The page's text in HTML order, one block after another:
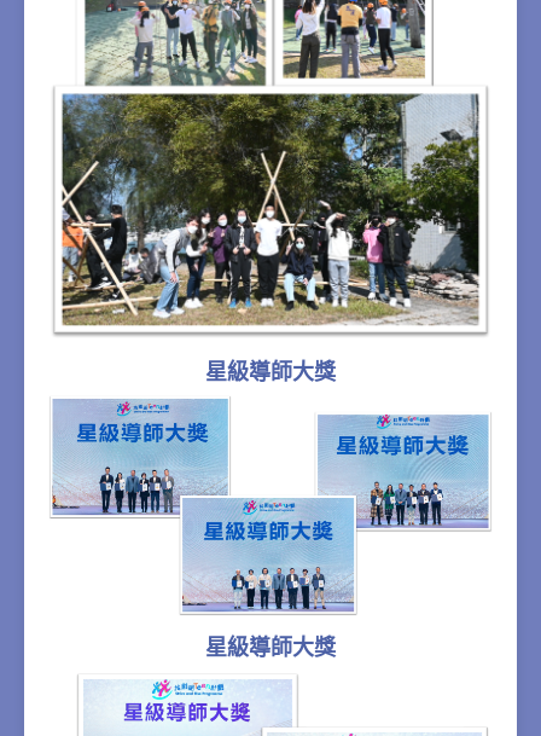
星級導師大獎
星級導師大獎